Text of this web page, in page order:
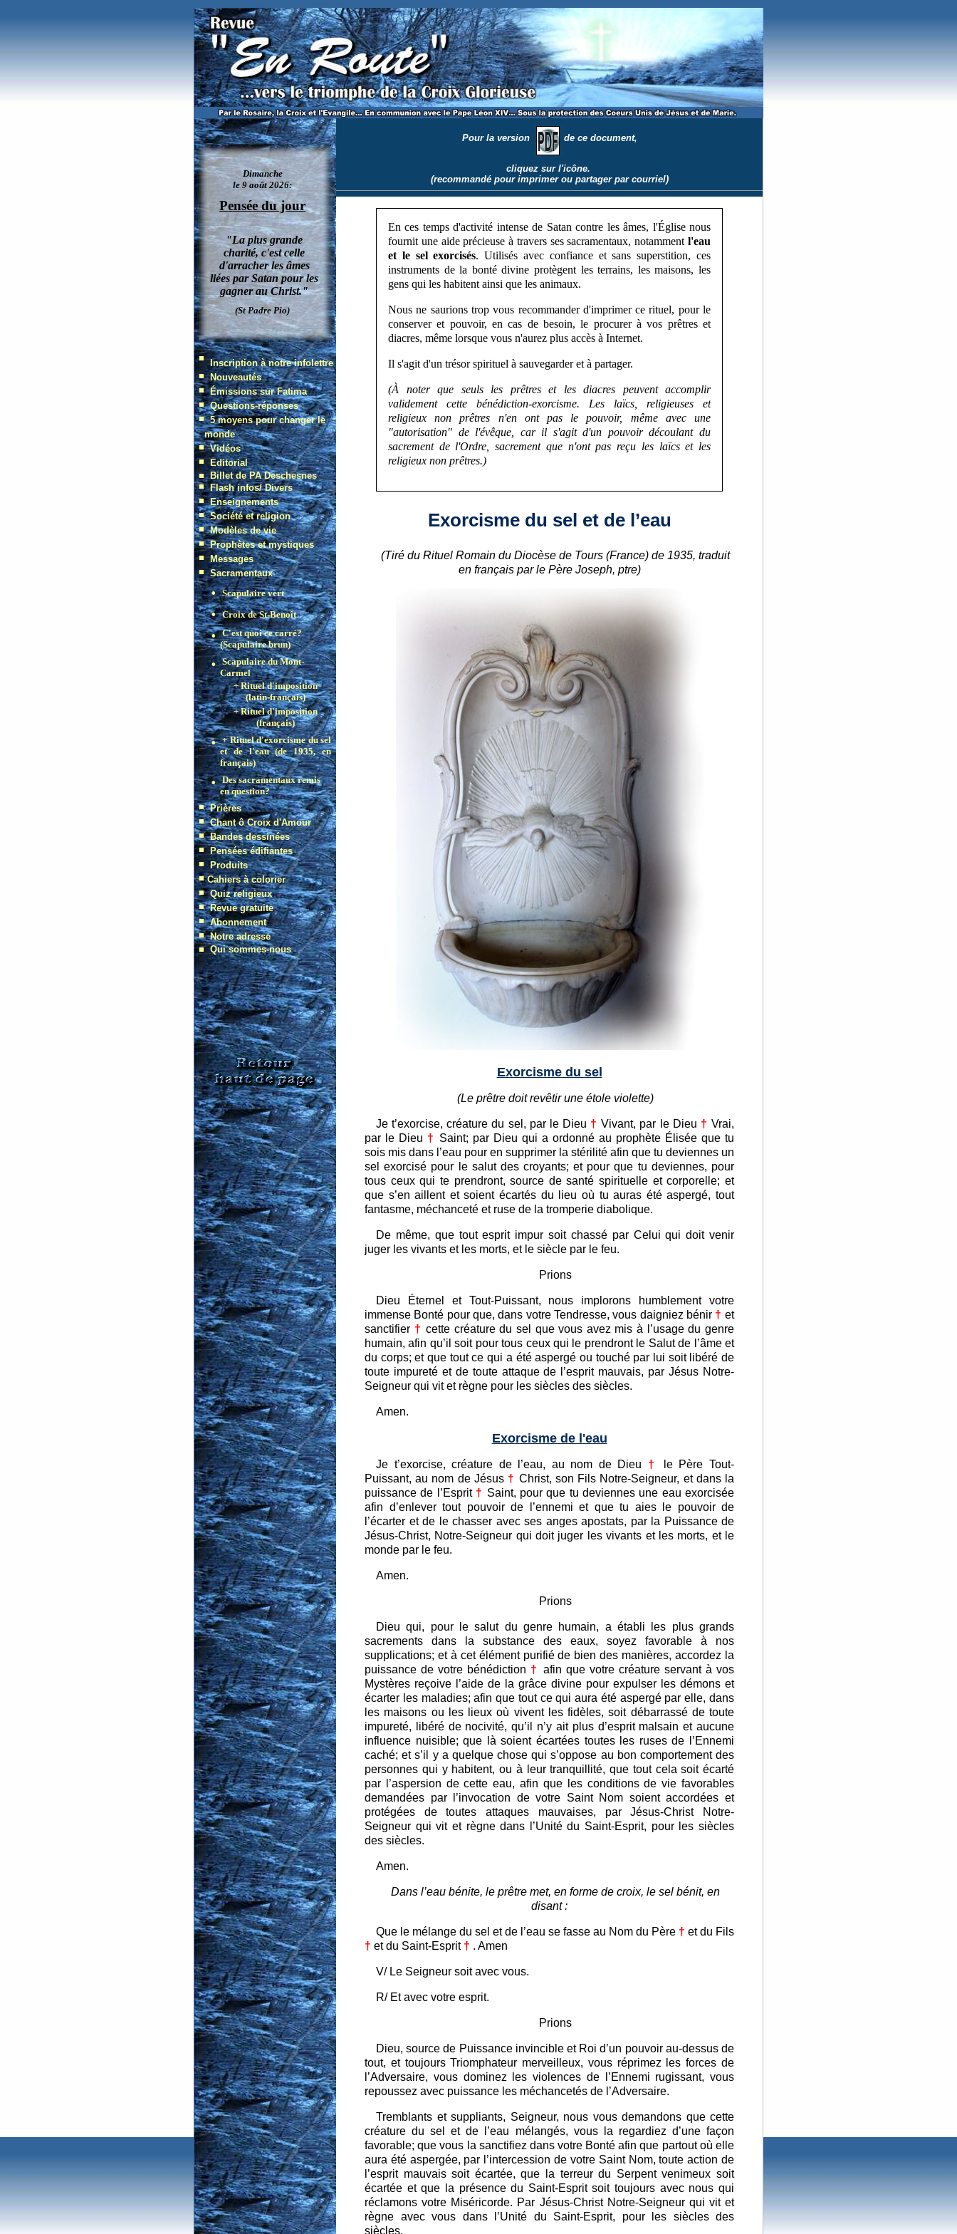
Pour la version de ce document,
cliquez sur l'icône.
(recommandé pour imprimer ou partager par courriel)
En ces temps d'activité intense de Satan contre les âmes, l'Église nous
fournit une aide précieuse à travers ses sacramentaux, notamment l'eau
et le sel exorcisés. Utilisés avec confiance et sans superstition, ces
instruments de la bonté divine protègent les terrains, les maisons, les
gens qui les habitent ainsi que les animaux.
Nous ne saurions trop vous recommander d'imprimer ce rituel, pour le
conserver et pouvoir, en cas de besoin, le procurer à vos prêtres et
diacres, même lorsque vous n'aurez plus accès à Internet.
Il s'agit d'un trésor spirituel à sauvegarder et à partager.
(À noter que seuls les prêtres et les diacres peuvent accomplir
validement cette bénédiction-exorcisme. Les laïcs, religieuses et
religieux non prêtres n'en ont pas le pouvoir, même avec une
"autorisation" de l'évêque, car il s'agit d'un pouvoir découlant du
sacrement de l'Ordre, sacrement que n'ont pas reçu les laïcs et les
religieux non prêtres.)
Exorcisme du sel et de l’eau
(Tiré du Rituel Romain du Diocèse de Tours (France) de 1935, traduit
en français par le Père Joseph, ptre)
Exorcisme du sel
(Le prêtre doit revêtir une étole violette)
Je t’exorcise, créature du sel, par le Dieu †Vivant, par le Dieu † Vrai,
par le Dieu † Saint; par Dieu qui a ordonné au prophète Élisée que tu
sois mis dans l’eau pour en supprimer la stérilité afin que tu deviennes un
sel exorcisé pour le salut des croyants; et pour que tu deviennes, pour
tous ceux qui te prendront, source de santé spirituelle et corporelle; et
que s’en aillent et soient écartés du lieu où tu auras été aspergé, tout
fantasme, méchanceté et ruse de la tromperie diabolique.
De même, que tout esprit impur soit chassé par Celui qui doit venir
juger les vivants et les morts, et le siècle par le feu.
Prions
Dieu Éternel et Tout-Puissant, nous implorons humblement votre
immense Bonté pour que, dans votre Tendresse, vous daigniez bénir †et
sanctifier † cette créature du sel que vous avez mis à l’usage du genre
humain, afin qu’il soit pour tous ceux qui le prendront le Salut de l’âme et
du corps; et que tout ce qui a été aspergé ou touché par lui soit libéré de
toute impureté et de toute attaque de l’esprit mauvais, par Jésus Notre-
Seigneur qui vit et règne pour les siècles des siècles.
Amen.
Exorcisme de l'eau
Je t’exorcise, créature de l’eau, au nom de Dieu †
le Père Tout-
Puissant, au nom de Jésus † Christ, son Fils Notre-Seigneur, et dans la
puissance de l’Esprit † Saint, pour que tu deviennes une eau exorcisée
afin d’enlever tout pouvoir de l’ennemi et que tu aies le pouvoir de
l’écarter et de le chasser avec ses anges apostats, par la Puissance de
Jésus-Christ, Notre-Seigneur qui doit juger les vivants et les morts, et le
monde par le feu.
Amen.
Prions
Dieu qui, pour le salut du genre humain, a établi les plus grands
sacrements dans la substance des eaux, soyez favorable à nos
supplications; et à cet élément purifié de bien des manières, accordez la
puissance de votre bénédiction † afin que votre créature servant à vos
Mystères reçoive l’aide de la grâce divine pour expulser les démons et
écarter les maladies; afin que tout ce qui aura été aspergé par elle, dans
les maisons ou les lieux où vivent les fidèles, soit débarrassé de toute
impureté, libéré de nocivité, qu’il n’y ait plus d’esprit malsain et aucune
influence nuisible; que là soient écartées toutes les ruses de l’Ennemi
caché; et s’il y a quelque chose qui s’oppose au bon comportement des
personnes qui y habitent, ou à leur tranquillité, que tout cela soit écarté
par l’aspersion de cette eau, afin que les conditions de vie favorables
demandées par l’invocation de votre Saint Nom soient accordées et
protégées de toutes attaques mauvaises, par Jésus-Christ Notre-
Seigneur qui vit et règne dans l’Unité du Saint-Esprit, pour les siècles
des siècles.
Amen.
Dans l’eau bénite, le prêtre met, en forme de croix, le sel bénit, en
disant :
Que le mélange du sel et de l’eau se fasse au Nom du Père † et du Fils
† et du Saint-Esprit † . Amen
V/ Le Seigneur soit avec vous.
R/ Et avec votre esprit.
Prions
Dieu, source de Puissance invincible et Roi d’un pouvoir au-dessus de
tout, et toujours Triomphateur merveilleux, vous réprimez les forces de
l’Adversaire, vous dominez les violences de l’Ennemi rugissant, vous
repoussez avec puissance les méchancetés de l’Adversaire.
Tremblants et suppliants, Seigneur, nous vous demandons que cette
créature du sel et de l’eau mélangés, vous la regardiez d’une façon
favorable; que vous la sanctifiez dans votre Bonté afin que partout où elle
aura été aspergée, par l’intercession de votre Saint Nom, toute action de
l’esprit mauvais soit écartée, que la terreur du Serpent venimeux soit
écartée et que la présence du Saint-Esprit soit toujours avec nous qui
réclamons votre Miséricorde. Par Jésus-Christ Notre-Seigneur qui vit et
règne avec vous dans l’Unité du Saint-Esprit, pour les siècles des
siècles.